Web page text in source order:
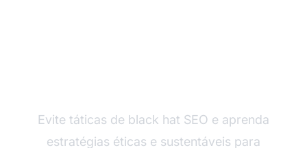
Evite táticas de black hat SEO e aprenda
estratégias éticas e sustentáveis para